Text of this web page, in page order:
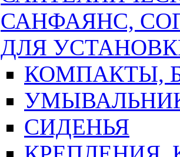
САНФАЯНС,
ДЛЯ
КОМПАКТЫ,
СИДЕНЬЯ